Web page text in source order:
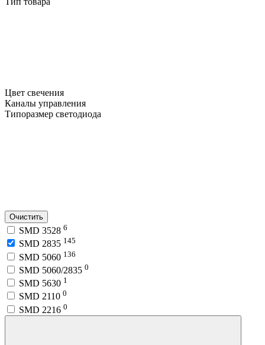
Цвет свечения
Каналы управления
Типоразмер светодиода
Очистить
SMD 3528 6
SMD 2835 145
SMD 5060 136
SMD 5060/2835 0
SMD 5630 1
SMD 2110 0
SMD 2216 0